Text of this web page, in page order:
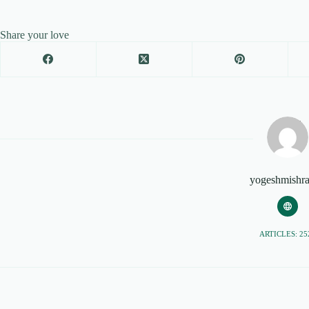
Share your love
ARTICLES: